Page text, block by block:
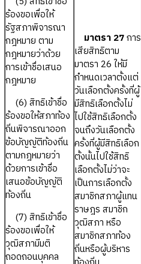
ร้องขอเพื่อให้
รัฐสภาพิจารณา
กฎหมาย ตาม
กฎหมายว่าด้วย
การเข้าชื่อเสนอ
กฎหมาย
(6) สิทธิเข้าชื่อ
ร้องขอให้สภาท้อง
ถิ่นพิจารณาออก
ข้อบัญญัติท้องถิ่น
ตามกฎหมายว่า
ด้วยการเข้าชื่อ
เสนอข้อบัญญัติ
ท้องถิ่น
(7) สิทธิเข้าชื่อ
ร้องขอเพื่อให้
วุฒิสภามีมติ
ถอดถอนบุคคล
มาตรา 27การ
เสียสิทธิตาม
มาตรา 26 ให้มี
กำหนดเวลาตั้งแต่
วันเลือกตั้งครั้งที่ผู้
มีสิทธิเลือกตั้งไม่
ไปใช้สิทธิเลือกตั้ง
จนถึงวันเลือกตั้ง
ครั้งที่ผู้มีสิทธิเลือก
ตั้งนั้นไปใช้สิทธิ
เลือกตั้งไม่ว่าจะ
เป็นการเลือกตั้ง
สมาชิกสภาผู้แทน
ราษฎร สมาชิก
วุฒิสภา หรือ
สมาชิกสภาท้อง
ถิ่นหรือผู้บริหาร